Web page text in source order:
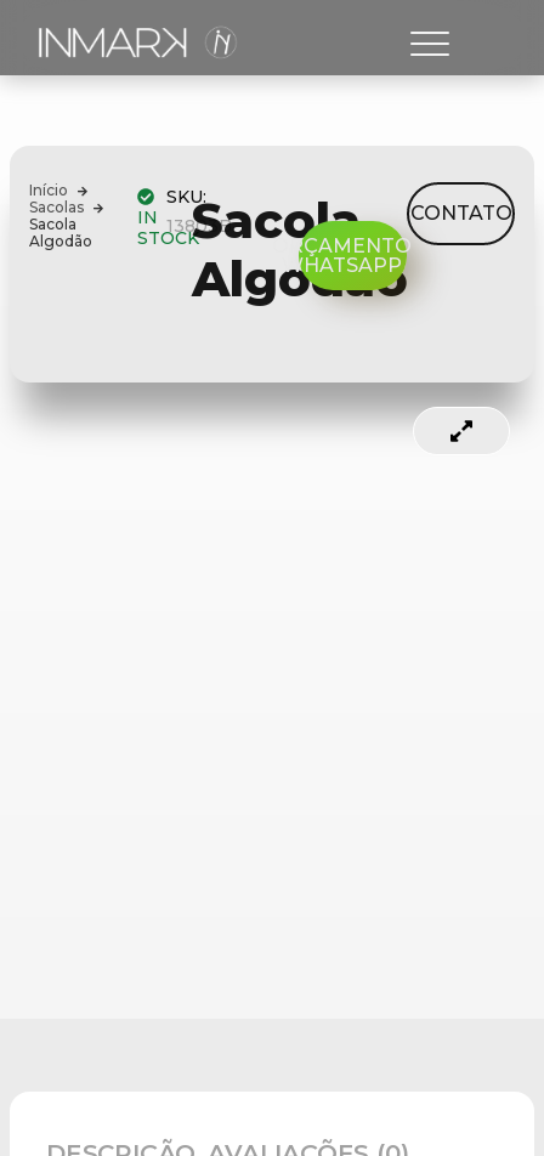
Início
Sacolas
Sacola
Algodão
IN
STOCK
SKU:
13803B
Sacola
Algodão
ORÇAMENTO
WHATSAPP
CONTATO